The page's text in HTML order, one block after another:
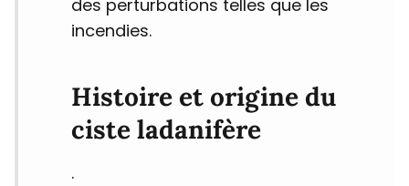
des perturbations telles que les
incendies.
Histoire et origine du
ciste ladanifère
.